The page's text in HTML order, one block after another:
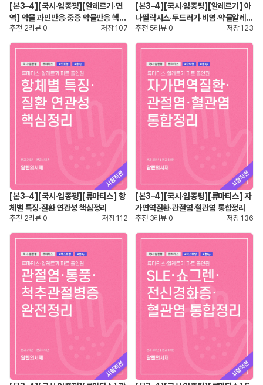
[본3–4][국시·임종평][알레르기·면
역] 약물 과민반응·중증 약물반응 핵심
정리
추천 2리뷰 0 저장107
[본3–4][국시·임종평][알레르기] 아
나필락시스·두드러기·비염·약물알레르
기 핵심정리
추천 5리뷰 0 저장123
[본3–4][국시·임종평][류마티스] 항
체별 특징·질환 연관성 핵심정리
추천 2리뷰 0 저장112
[본3–4][국시·임종평][류마티스] 자
가면역질환·관절염·혈관염 통합정리
추천 3리뷰 0 저장136